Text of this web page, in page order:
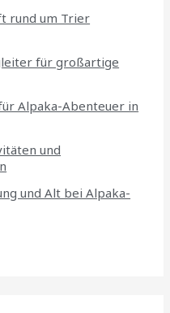
rund um Trier
für großartige
Alpaka-Abenteuer in
und
und Alt bei Alpaka-